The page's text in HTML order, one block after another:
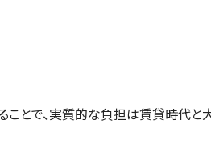
とで、実質的な負担は賃貸時代と